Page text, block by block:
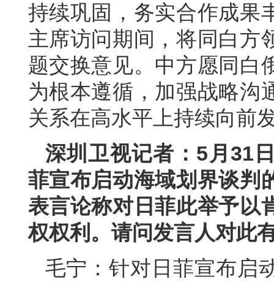
持续巩固，务实合作成果
主席访问期间，将同白方
题交换意见。中方愿同白
为根本遵循，加强战略沟
关系在高水平上持续向前
深圳卫视记者：5月31
菲宣布启动海域划界谈判
表言论称对日菲此举予以
权权利。请问发言人对此
毛宁：针对日菲宣布启